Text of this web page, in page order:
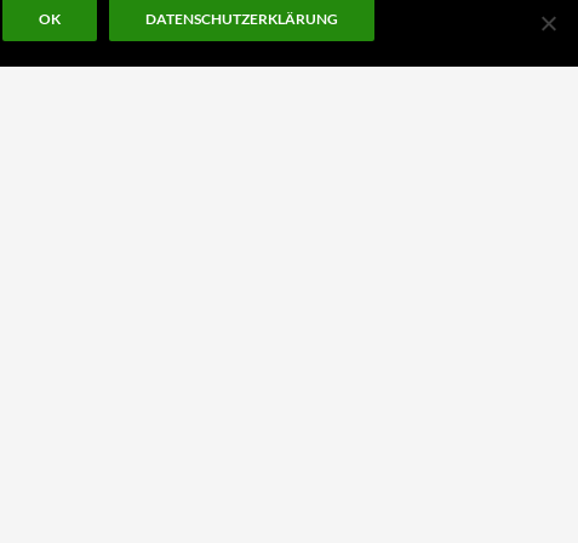
OK DATENSCHUTZERKLÄRUNG